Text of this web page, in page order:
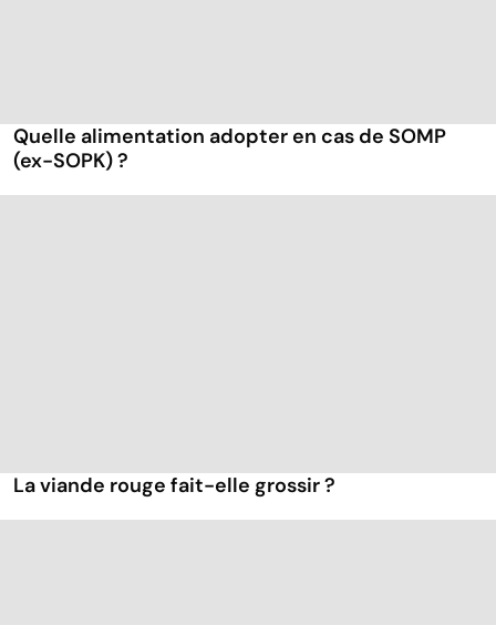
Quelle alimentation adopter en cas de SOMP
(ex-SOPK) ?
La viande rouge fait-elle grossir ?